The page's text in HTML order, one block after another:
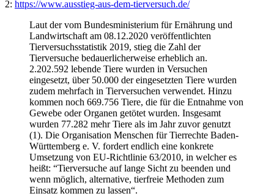
2: https://www.ausstieg-aus-dem-tierversuch.de/
Laut der vom Bundesministerium für Ernährung und
Landwirtschaft am 08.12.2020 veröffentlichten
Tierversuchsstatistik 2019, stieg die Zahl der
Tierversuche bedauerlicherweise erheblich an.
2.202.592 lebende Tiere wurden in Versuchen
eingesetzt, über 50.000 der eingesetzten Tiere wurden
zudem mehrfach in Tierversuchen verwendet. Hinzu
kommen noch 669.756 Tiere, die für die Entnahme von
Gewebe oder Organen getötet wurden. Insgesamt
wurden 77.282 mehr Tiere als im Jahr zuvor genutzt
(1). Die Organisation Menschen für Tierrechte Baden-
Württemberg e. V. fordert endlich eine konkrete
Umsetzung von EU-Richtlinie 63/2010, in welcher es
heißt: “Tierversuche auf lange Sicht zu beenden und
wenn möglich, alternative, tierfreie Methoden zum
Einsatz kommen zu lassen“.